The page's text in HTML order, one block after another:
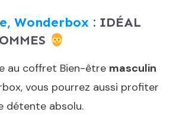
Wonderbox : IDÉAL
au coffret Bien-être masculin
vous pourrez aussi profiter
détente absolu.